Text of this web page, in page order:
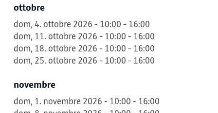
ottobre
dom, 4. ottobre 2026 - 10:00 - 16:00
dom, 11. ottobre 2026 - 10:00 - 16:00
dom, 18. ottobre 2026 - 10:00 - 16:00
dom, 25. ottobre 2026 - 10:00 - 16:00
novembre
dom, 1. novembre 2026 - 10:00 - 16:00